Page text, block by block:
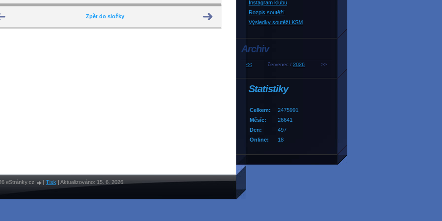
Zpět do složky
Instagram klubu
Rozpis soutěží
Výsledky soutěží KSM
Archiv
<< červenec / 2026 >>
Statistiky
Online: 18
Celkem:
2475991
Měsíc:
26641
Den:
497
eStránky.cz Tisk Aktualizováno: 15. 6. 2026